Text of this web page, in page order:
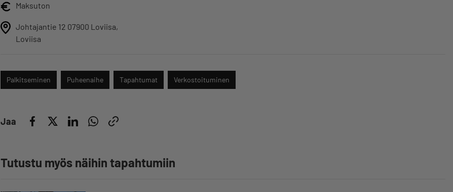
Maksuton
Johtajantie 12 07900 Loviisa,
Loviisa
Palkitseminen Puheenaihe Tapahtumat Verkostoituminen
Jaa
Tutustu myös näihin tapahtumiin